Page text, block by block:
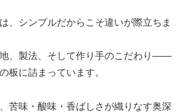
、シンプルだからこそ違いが際立ちま
、製法、そして作り手のこだわり――
板に詰まっています。
苦味・酸味・香ばしさが織りなす奥深